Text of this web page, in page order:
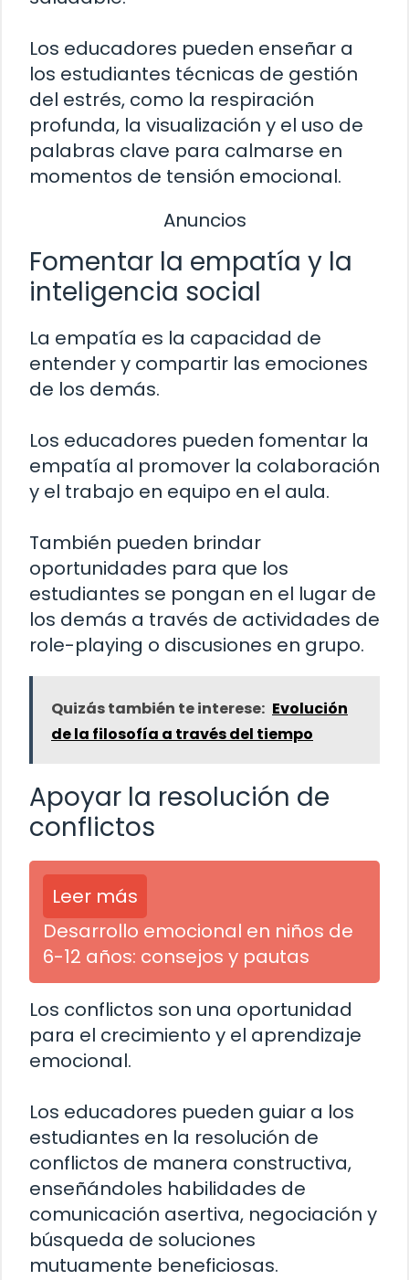
Los educadores pueden enseñar a
los estudiantes técnicas de gestión
del estrés, como la respiración
profunda, la visualización y el uso de
palabras clave para calmarse en
momentos de tensión emocional.
Anuncios
Fomentar la empatía y la
inteligencia social
La empatía es la capacidad de
entender y compartir las emociones
de los demás.
Los educadores pueden fomentar la
empatía al promover la colaboración
y el trabajo en equipo en el aula.
También pueden brindar
oportunidades para que los
estudiantes se pongan en el lugar de
los demás a través de actividades de
role-playing o discusiones en grupo.
Quizás también te interese: Evolución
de la filosofía a través del tiempo
Apoyar la resolución de
conflictos
Leer más
Desarrollo emocional en niños de
6-12 años: consejos y pautas
Los conflictos son una oportunidad
para el crecimiento y el aprendizaje
emocional.
Los educadores pueden guiar a los
estudiantes en la resolución de
conflictos de manera constructiva,
enseñándoles habilidades de
comunicación asertiva, negociación y
búsqueda de soluciones
mutuamente beneficiosas.